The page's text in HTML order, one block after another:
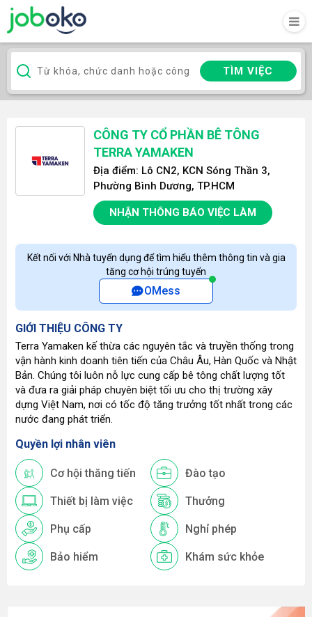
TÌM VIỆC
CÔNG TY CỔ PHẦN BÊ TÔNG
TERRA YAMAKEN
Địa điểm: Lô CN2, KCN Sóng Thần 3,
Phường Bình Dương, TP.HCM
NHẬN THÔNG BÁO VIỆC LÀM
Kết nối với Nhà tuyển dụng để tìm hiểu thêm thông tin và gia
tăng cơ hội trúng tuyển
OMess
GIỚI THIỆU CÔNG TY
Terra Yamaken kế thừa các nguyên tắc và truyền thống trong
vận hành kinh doanh tiên tiến của Châu Âu, Hàn Quốc và Nhật
Bản. Chúng tôi luôn nỗ lực cung cấp bê tông chất lượng tốt
và đưa ra giải pháp chuyên biệt tối ưu cho thị trường xây
dựng Việt Nam, nơi có tốc độ tăng trưởng tốt nhất trong các
nước đang phát triển.
Quyền lợi nhân viên
Cơ hội thăng tiến Đào tạo
Thiết bị làm việc Thưởng
Phụ cấp Nghỉ phép
Bảo hiểm Khám sức khỏe